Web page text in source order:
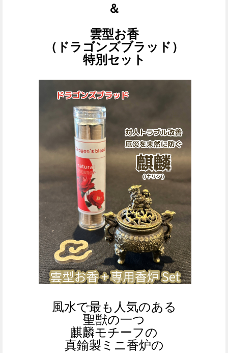
＆
雲型お香
（ドラゴンズブラッド）
特別セット
風水で最も人気のある
聖獣の一つ
麒麟モチーフの
真鍮製ミニ香炉の